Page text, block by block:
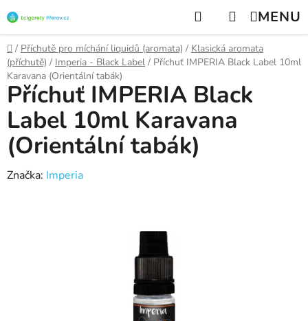
na
obsah
Hledat NÁKUPNÍ
KOŠÍK
Domů
/ Příchutě pro míchání liquidů (aromata) / Klasická aromata
(příchutě) / Imperia - Black Label / Příchuť IMPERIA Black Label 10ml
Karavana (Orientální tabák)
Příchuť IMPERIA Black
Label 10ml Karavana
(Orientální tabák)
Značka: Imperia